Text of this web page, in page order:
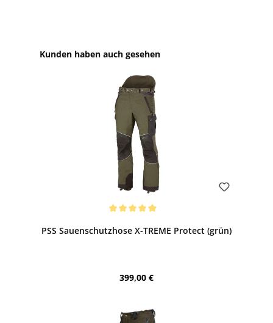
Produktgalerie überspringen
Kunden haben auch gesehen
PSS Sauenschutzhose X-TREME Protect (grün)
Regulärer Preis:
399,00 €